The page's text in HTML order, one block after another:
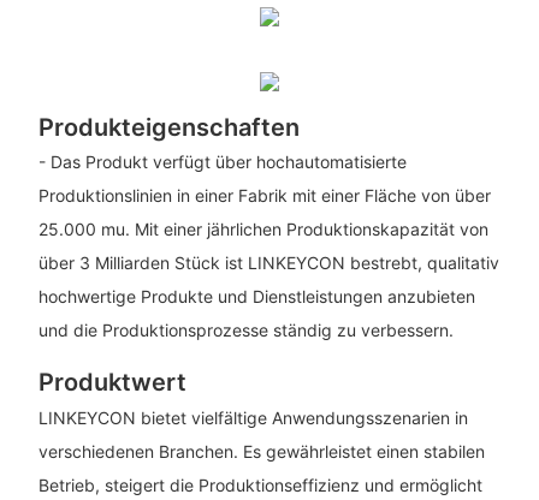
Produkteigenschaften
- Das Produkt verfügt über hochautomatisierte
Produktionslinien in einer Fabrik mit einer Fläche von über
25.000 mu. Mit einer jährlichen Produktionskapazität von
über 3 Milliarden Stück ist LINKEYCON bestrebt, qualitativ
hochwertige Produkte und Dienstleistungen anzubieten
und die Produktionsprozesse ständig zu verbessern.
Produktwert
LINKEYCON bietet vielfältige Anwendungsszenarien in
verschiedenen Branchen. Es gewährleistet einen stabilen
Betrieb, steigert die Produktionseffizienz und ermöglicht